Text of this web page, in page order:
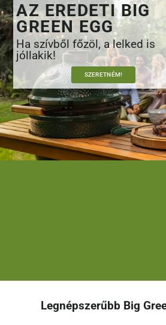
AZ EREDETI BIG
GREEN EGG
Ha szívből főzöl, a lelked is
jóllakik!
SZERETNÉM!
Legnépszerűbb Big